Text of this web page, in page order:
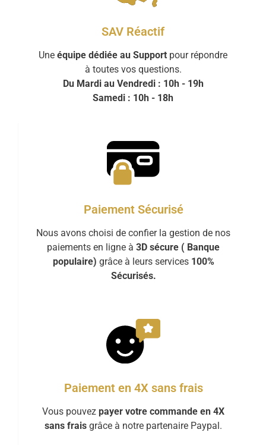
SAV Réactif
Une équipe dédiée au Support pour répondre
à toutes vos questions.
Du Mardi au Vendredi : 10h - 19h
Samedi : 10h - 18h
Paiement Sécurisé
Nous avons choisi de confier la gestion de nos
paiements en ligne à 3D sécure ( Banque
populaire) grâce à leurs services 100%
Sécurisés.
Paiement en 4X sans frais
Vous pouvez payer votre commande en 4X
sans frais grâce à notre partenaire Paypal.